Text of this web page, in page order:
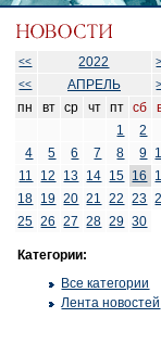
<< 2022
<<
АПРЕЛЬ
пн вт ср чт пт сб
1
2
4
5 6 7 8 9
11
12 13 14 15 16
18 19 20 21 22 23
25 26 27 28 29 30
Категории:
Все категории
Лента новостей